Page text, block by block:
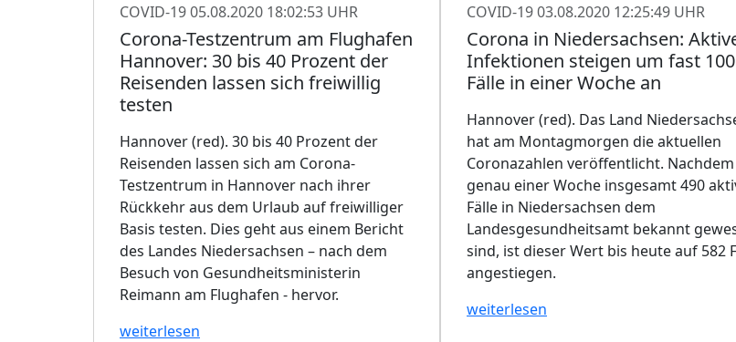
COVID-1905.08.2020 18:02:53 UHR
Corona-Testzentrum am Flughafen
Hannover: 30 bis 40 Prozent der
Reisenden lassen sich freiwillig
testen
Hannover (red). 30 bis 40 Prozent der
Reisenden lassen sich am Corona-
Testzentrum in Hannover nach ihrer
Rückkehr aus dem Urlaub auf freiwilliger
Basis testen. Dies geht aus einem Bericht
des Landes Niedersachsen – nach dem
Besuch von Gesundheitsministerin
Reimann am Flughafen - hervor.
weiterlesen
COVID-1903.08.2020 12:25:49 UHR
Corona in Niedersachsen:
Infektionen steigen um fast 100
Fälle in einer Woche an
Hannover (red). Das Land
hat am Montagmorgen die aktuellen
Coronazahlen veröffentlicht.
genau einer Woche insgesamt 490
Fälle in Niedersachsen dem
Landesgesundheitsamt bekannt
sind, ist dieser Wert bis heute auf 582
angestiegen.
weiterlesen